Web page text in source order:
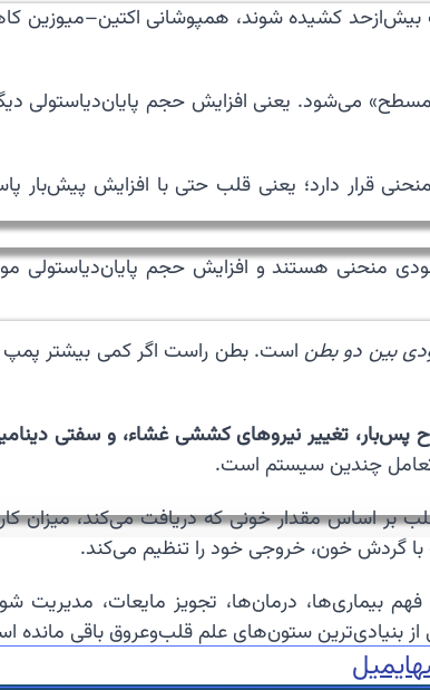
ایمیل
بیش‌ازحد کشیده شوند، همپوشانی اکتین–میوزین
می‌شود. یعنی افزایش حجم پایان‌دیاستولی
قرار دارد؛ یعنی قلب حتی با افزایش پیش‌بار
منحنی هستند و افزایش حجم
بین دو بطناست. بطن راست اگر کمی بیشتر پمپ
پس‌بار، تغییر نیروهای کششی غشاء، و سفتی
تعامل چندین سیستم است.
بر اساس مقدار خونی که دریافت می‌کند، میزان
گردش خون، خروجی خود را تنظیم می‌کند.
بیماری‌ها، درمان‌ها، تجویز مایعات، مدیریت
از بنیادی‌ترین ستون‌های علم قلب‌وعروق باقی مانده